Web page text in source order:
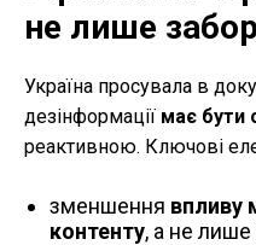
не лише
Україна просувала в
дезінформації має бути
реактивною. Ключові
зменшення впливу
контенту, а не